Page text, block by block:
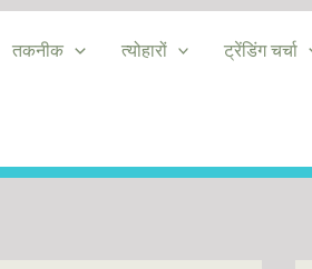
तकनीक त्योहारों ट्रेंडिंग चर्चा